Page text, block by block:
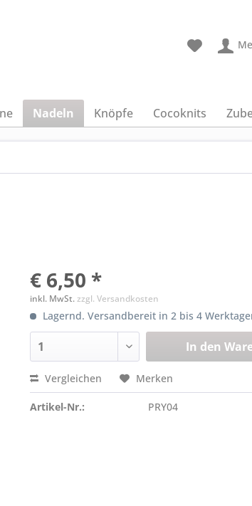
Nadeln Knöpfe Cocoknits
€ 6,50 *
inkl. MwSt.zzgl. Versandkosten
Lagernd. Versandbereit in 2 bis 4
In den
Vergleichen Merken
Artikel-Nr.: PRY04